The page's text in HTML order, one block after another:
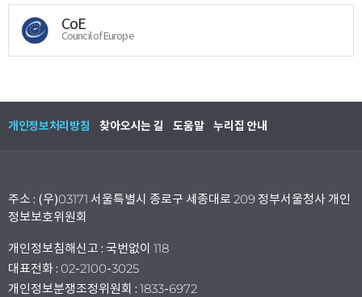
CoE
Council of Europe
개인정보처리방침 찾아오시는 길 도움말 누리집 안내
주소 : (우)03171 서울특별시 종로구 세종대로 209 정부서울청사 개인
정보보호위원회
개인정보침해신고 : 국번없이 118
대표전화 : 02-2100-3025
개인정보분쟁조정위원회 : 1833-6972